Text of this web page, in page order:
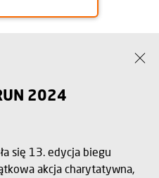
2024
się 13. edycja biegu
akcja charytatywna,